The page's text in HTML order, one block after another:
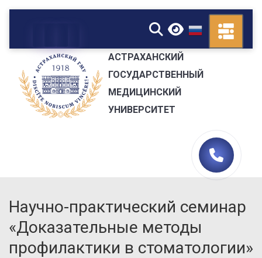
▼
АСТРАХАНСКИЙ
ГОСУДАРСТВЕННЫЙ
МЕДИЦИНСКИЙ
УНИВЕРСИТЕТ
Научно-практический семинар
«Доказательные методы
профилактики в стоматологии»